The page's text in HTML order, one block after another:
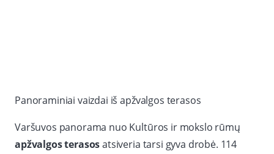
Panoraminiai vaizdai iš apžvalgos terasos
Varšuvos panorama nuo Kultūros ir mokslo rūmų
apžvalgos terasosatsiveria tarsi gyva drobė. 114